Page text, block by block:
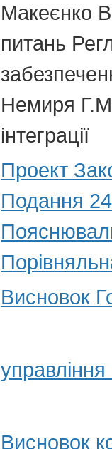
Макеєнко
питань
Немиря
інтеграції
Проект
Подання
Висновок
Висновок